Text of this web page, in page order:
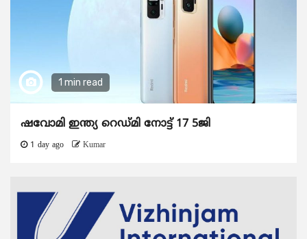
1 min read
ഷവോമി ഇന്ത്യ റെഡ്മി നോട്ട് 17 5ജി
1 day ago Kumar